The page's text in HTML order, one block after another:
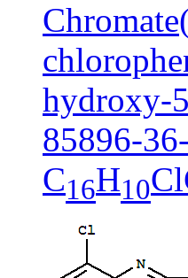
hydroxy-
85896-
C16H10